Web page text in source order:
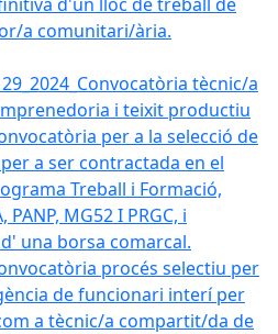
a comunitari/ària.
tècnic/a
i teixit productiu
per a la selecció de
a ser contractada en el
Treball i Formació,
PANP, MG52 I PRGC, i
una borsa comarcal.
procés selectiu per
de funcionari interí per
a tècnic/a compartit/da de